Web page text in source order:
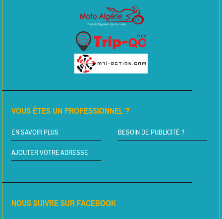
VOUS ÊTES UN PROFESSIONNEL ?
EN SAVOIR PLUS BESOIN DE PUBLICITÉ ?
AJOUTER VOTRE ADRESSE
NOUS SUIVRE SUR FACEBOOK